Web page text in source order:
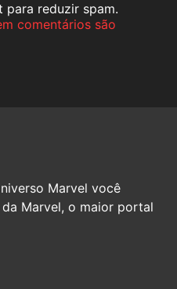
para reduzir spam.
comentários são
Marvel você
Marvel, o maior portal